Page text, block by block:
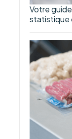
Votre
statistique